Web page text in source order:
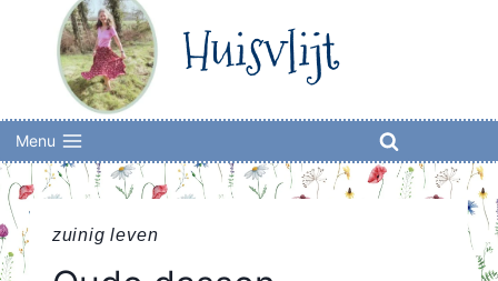
Huisvlijt
Menu
zuinig leven